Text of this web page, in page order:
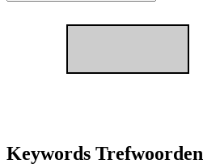
Keywords Trefwoorden